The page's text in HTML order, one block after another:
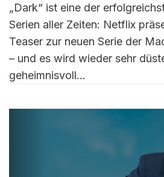
„Dark“ ist eine der
Serien aller Zeiten: Netflix
Teaser zur neuen Serie der
– und es wird wieder sehr
geheimnisvoll…